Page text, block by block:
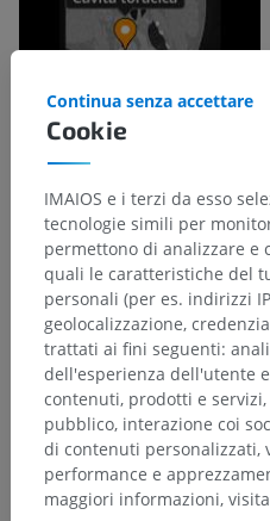
Cookie
Continua senza accettare
IMAIOS e i terzi da esso
tecnologie simili per
permettono di analizzare e
quali le caratteristiche del
personali (per es. indirizzi
geolocalizzazione,
trattati ai fini seguenti:
dell'esperienza dell'utente
contenuti, prodotti e
pubblico, interazione coi
di contenuti personalizzati,
performance e
maggiori informazioni, visita